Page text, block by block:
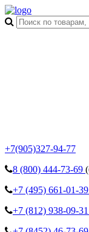
+7(905)327-94-77
8 (800) 444-73-69
+7 (495) 661-01-39
+7 (812) 938-09-31